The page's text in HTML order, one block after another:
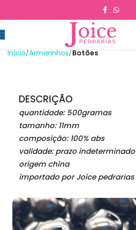
Início Armarinhos Botões
DESCRIÇÃO
quantidade: 500gramas
tamanho: 11mm
composição: 100% abs
validade: prazo indeterminado
origem china
importado por Joice pedrarias